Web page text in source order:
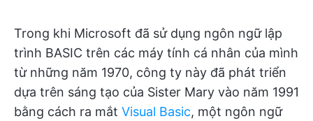
Trong khi Microsoft đã sử dụng ngôn ngữ lập
trình BASIC trên các máy tính cá nhân của mình
từ những năm 1970, công ty này đã phát triển
dựa trên sáng tạo của Sister Mary vào năm 1991
bằng cách ra mắt Visual Basic, một ngôn ngữ